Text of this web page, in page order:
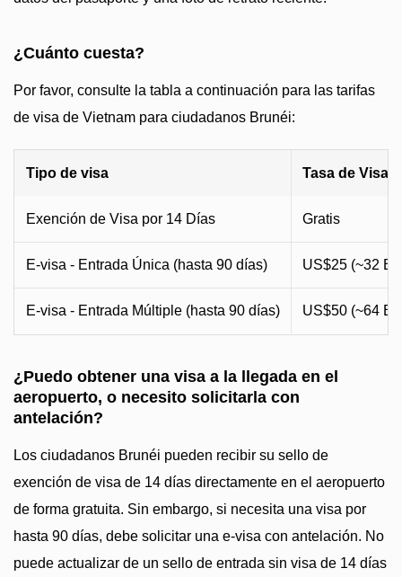
¿Cuánto cuesta?
Por favor, consulte la tabla a continuación para las tarifas
de visa de Vietnam para ciudadanos Brunéi:
Tipo de visa Tasa de Visa
Exención de Visa por 14 Días Gratis
E-visa - Entrada Única (hasta 90 días) US$25 (~32
E-visa - Entrada Múltiple (hasta 90 días) US$50 (~64
¿Puedo obtener una visa a la llegada en el
aeropuerto, o necesito solicitarla con
antelación?
Los ciudadanos Brunéi pueden recibir su sello de
exención de visa de 14 días directamente en el aeropuerto
de forma gratuita. Sin embargo, si necesita una visa por
hasta 90 días, debe solicitar una e-visa con antelación. No
puede actualizar de un sello de entrada sin visa de 14 días